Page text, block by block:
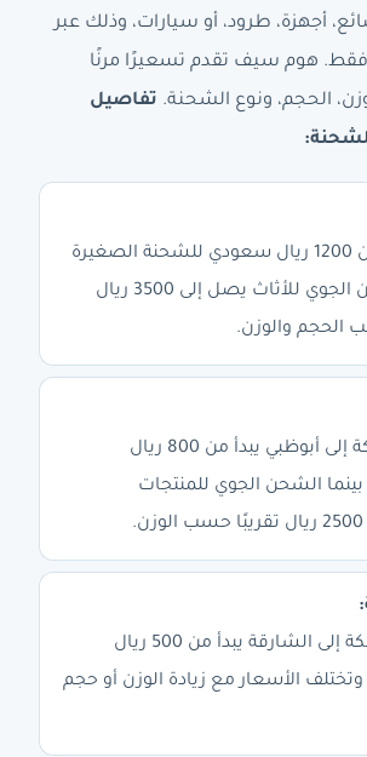
أجهزة، طرود، أو سيارات، وذلك عبر
هوم سيف تقدم تسعيرًا مرنًا
الحجم، ونوع الشحنة. تفاصيل
الشحن البري يبدأ من 1200 ريال سعودي للشحنة الصغيرة
إلى دبي، بينما الشحن الجوي للأثاث يصل إلى 3500 ريال
الحجم والوزن.
الشحن البري من مكة إلى أبوظبي يبدأ من 800 ريال
الشحن الجوي للمنتجات
الشحن الجوي من مكة إلى الشارقة يبدأ من 500 ريال
الأسعار مع زيادة الوزن أو حجم